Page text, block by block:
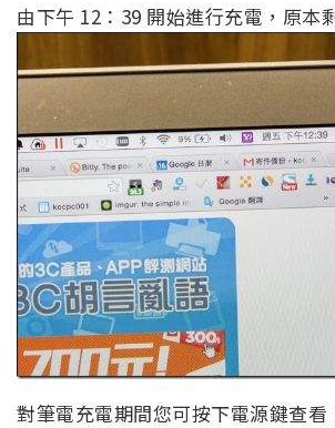
由下午 12：39 開始進行充電，原本
對筆電充電期間您可按下電源鍵查